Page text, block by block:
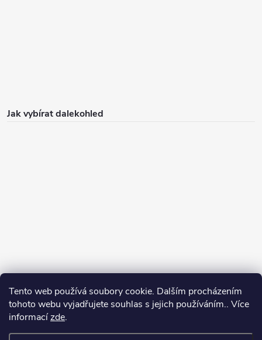
Tento web používá soubory cookie. Dalším procházením
tohoto webu vyjadřujete souhlas s jejich používáním.. Více
informacízde.
Jak vybírat dalekohled
Jak vybírat puškohled